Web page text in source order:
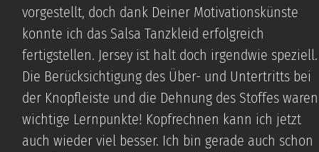
vorgestellt, doch dank Deiner Motivationskünste
konnte ich das Salsa Tanzkleid erfolgreich
fertigstellen. Jersey ist halt doch irgendwie speziell.
Die Berücksichtigung des Über- und Untertritts bei
der Knopfleiste und die Dehnung des Stoffes waren
wichtige Lernpunkte! Kopfrechnen kann ich jetzt
auch wieder viel besser. Ich bin gerade auch schon